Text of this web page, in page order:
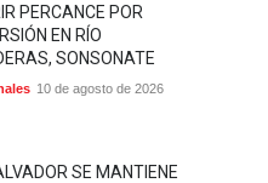
PERCANCE POR
EN RÍO
SONSONATE
10 de agosto de 2026
SE MANTIENE